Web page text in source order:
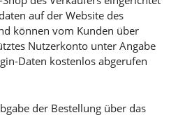
auf der Website des
können vom Kunden über
Nutzerkonto unter Angabe
Daten kostenlos abgerufen
der Bestellung über das